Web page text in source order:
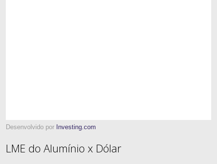
Desenvolvido por Investing.com
LME do Alumínio x Dólar